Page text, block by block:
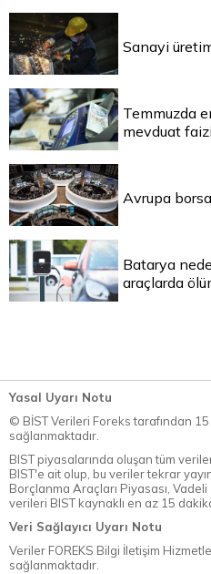
Sanayi
Temmuzda
mevduat
Avrupa
Batarya
araçlarda
Yasal Uyarı Notu
© BİST Verileri Foreks tarafından
sağlanmaktadır.
BIST piyasalarında oluşan tüm
BIST'e ait olup, bu veriler tekrar
Borçlanma Araçları Piyasası,
verileri BIST kaynaklı en az 15
Veri Sağlayıcı Uyarı Notu
Veriler FOREKS Bilgi İletişim
sağlanmaktadır.